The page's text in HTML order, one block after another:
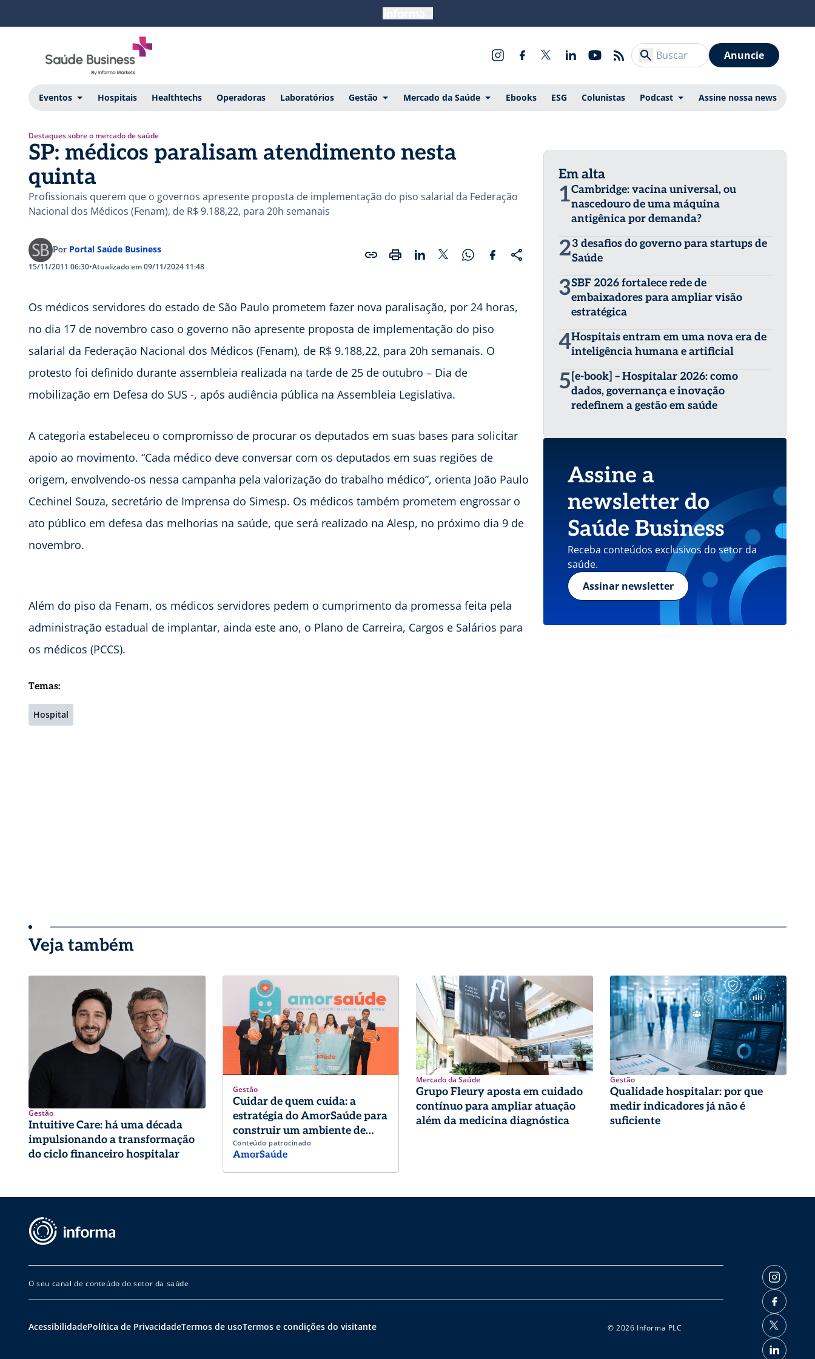
Anuncie
Eventos Hospitais Healthtechs Operadoras Laboratórios Gestão Mercado da Saúde Ebooks ESG Colunistas Podcast Assine nossa news
Destaques sobre o mercado de saúde
SP: médicos paralisam atendimento nesta
quinta
Profissionais querem que o governos apresente proposta de implementação do piso salarial da Federação
Nacional dos Médicos (Fenam), de R$ 9.188,22, para 20h semanais
Por Portal Saúde Business
15/11/2011 06:30•Atualizado em 09/11/2024 11:48
Os médicos servidores do estado de São Paulo prometem fazer nova paralisação, por 24 horas,
no dia 17 de novembro caso o governo não apresente proposta de implementação do piso
salarial da Federação Nacional dos Médicos (Fenam), de R$ 9.188,22, para 20h semanais. O
protesto foi definido durante assembleia realizada na tarde de 25 de outubro – Dia de
mobilização em Defesa do SUS -, após audiência pública na Assembleia Legislativa.
A categoria estabeleceu o compromisso de procurar os deputados em suas bases para solicitar
apoio ao movimento. “Cada médico deve conversar com os deputados em suas regiões de
origem, envolvendo-os nessa campanha pela valorização do trabalho médico”, orienta João Paulo
Cechinel Souza, secretário de Imprensa do Simesp. Os médicos também prometem engrossar o
ato público em defesa das melhorias na saúde, que será realizado na Alesp, no próximo dia 9 de
novembro.
Além do piso da Fenam, os médicos servidores pedem o cumprimento da promessa feita pela
administração estadual de implantar, ainda este ano, o Plano de Carreira, Cargos e Salários para
os médicos (PCCS).
Temas:
Hospital
Em alta
1Cambridge: vacina universal, ou
nascedouro de uma máquina
antigênica por demanda?
23 desafios do governo para startups de
Saúde
3SBF 2026 fortalece rede de
embaixadores para ampliar visão
estratégica
4Hospitais entram em uma nova era de
inteligência humana e artificial
5 [e-book] – Hospitalar 2026: como
dados, governança e inovação
redefinem a gestão em saúde
Assine a
newsletter do
Saúde Business
Receba conteúdos exclusivos do setor da
saúde.
Assinar newsletter
Veja também
Gestão
Intuitive Care: há uma década
impulsionando a transformação
do ciclo financeiro hospitalar
Gestão
Cuidar de quem cuida: a
estratégia do AmorSaúde para
construir um ambiente de
trabalho de excelência
Conteúdo patrocinado
AmorSaúde
Mercado da Saúde
Grupo Fleury aposta em cuidado
contínuo para ampliar atuação
além da medicina diagnóstica
Gestão
Qualidade hospitalar: por que
medir indicadores já não é
suficiente
O seu canal de conteúdo do setor da saúde
AcessibilidadePolítica de PrivacidadeTermos de usoTermos e condições do visitante © 2026 Informa PLC